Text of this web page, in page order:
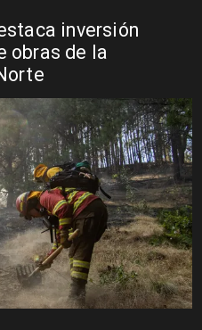
inversión
obras de la